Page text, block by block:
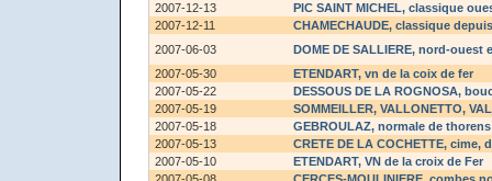
2007-12-13
PIC SAINT MICHEL, classique
2007-12-11
CHAMECHAUDE, classique
2007-06-03
DOME DE SALLIERE, nord-ouest
2007-05-30
ETENDART, vn de la coix de fer
2007-05-22
DESSOUS DE LA ROGNOSA,
2007-05-19
SOMMEILLER, VALLONETTO,
2007-05-18
GEBROULAZ, normale de thorens
2007-05-13
CRETE DE LA COCHETTE, cime,
2007-05-10
ETENDART, VN de la croix de Fer